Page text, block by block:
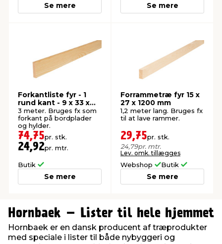
Se mere Se mere
Forkantliste fyr - 1
rund kant - 9 x 33 x
3000 mm
3 meter. Bruges fx som
forkant på bordplader
og hylder.
74,75pr. stk.
24,92pr. mtr.
Butik
Se mere
Forrammetræ fyr 15 x
27 x 1200 mm
1,2 meter lang. Bruges fx
til at lave rammer.
29,75pr. stk.
24,79pr. mtr.
Lev. omk. tillægges
Webshop Butik
Se mere
1
2
3
4
1
2
3
4
Hornbaek – Lister til hele hjemmet
Hornbaek er en dansk producent af træprodukter
med speciale i lister til både nybyggeri og